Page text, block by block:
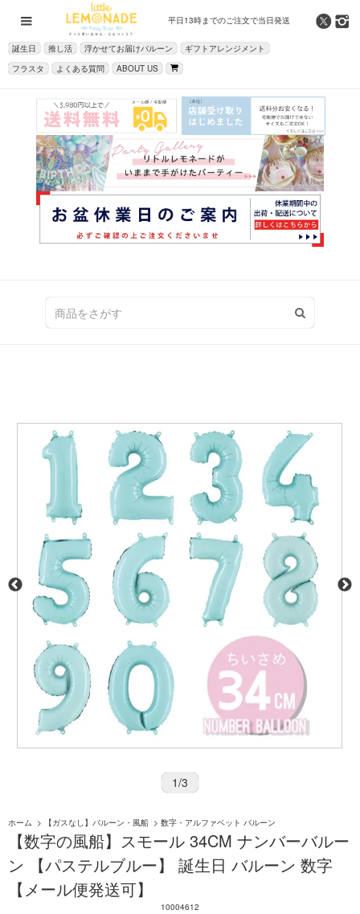
平日13時までのご注文で当日発送
誕生日 推し活 浮かせてお届けバルーン
ギフトアレンジメント
フラスタ
よくある質問 ABOUT US
1/3
ホーム > 【ガスなし】バルーン・風船 > 数字・アルファベット バルーン
【数字の風船】スモール 34CM ナンバーバルー
ン 【パステルブルー】 誕生日 バルーン 数字
【メール便発送可】
10004612